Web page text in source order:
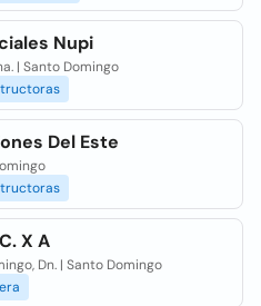
Nupi
| Santo Domingo
Del Este
X A
Dn. | Santo Domingo